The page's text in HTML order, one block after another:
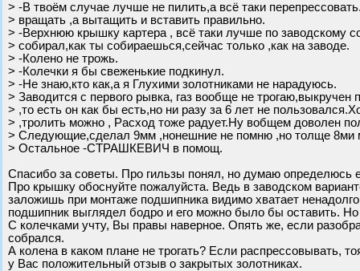
> -В твоём случае лучше не пилить,а всё таки
> вращать ,а вытащить и вставить правильно.
> -Верхнюю крышку картера , всё таки лучше по заводскому
> собирал,как ты собираешься,сейчас только ,как на заводе.
> -Колено не трожь.
> -Колечки я бы свеженькие подкинул.
> -Не знаю,кто как,а я Глухими золотниками не нарадуюсь.
> Заводится с первого рывка, газ вообще не трогаю,выкручен
> ,то есть он как бы есть,но ни разу за 6 лет не
> ,тролить можно , Расход тоже радует.Ну вобщем доволен
> Следующие,сделал 9мм ,нонешние не помню ,но толще 8ми
> Остальное -СТРАШКЕВИЧ в помощ.
Спасибо за советы. Про гильзы понял, но думаю
Про крышку обоснуйте пожалуйста. Ведь в заводском
заложишь при монтаже подшипника видимо хватает
подшипник выглядел бодро и его можно было бы оставить.
С колечками учту, Вы правы наверное. Опять же, если
собрался.
А колена в каком плане не трогать? Если распрессовывать,
у Вас положительный отзыв о закрытых золотниках.